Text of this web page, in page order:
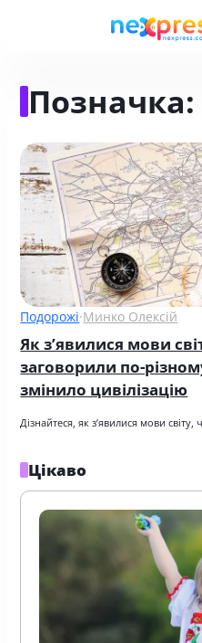
Позначка:
Подорожі·Минко Олексій
Як з’явилися мови
заговорили по-
змінило цивілізацію
Дізнайтеся, як з’явилися мови
Цікаво